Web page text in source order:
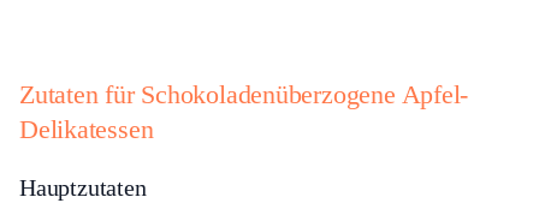
Zutaten für Schokoladenüberzogene Apfel-
Delikatessen
Hauptzutaten